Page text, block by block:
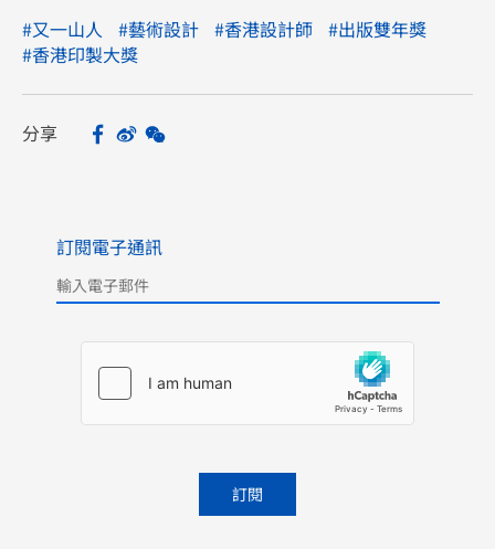
#又一山人 #藝術設計 #香港設計師 #出版雙年獎
#香港印製大獎
分享 Facebook
Sina Weibo
WeChat
訂閱電子通訊